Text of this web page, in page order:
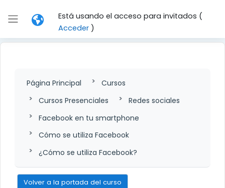
Panel lateral
Está usando el acceso para invitados (
Acceder)
Página Principal
Cursos
Cursos Presenciales
Redes sociales
Facebook en tu smartphone
Cómo se utiliza Facebook
¿Cómo se utiliza Facebook?
Volver a la portada del curso